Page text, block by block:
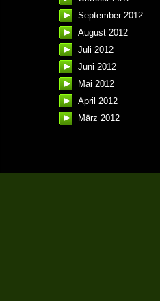
September 2012
August 2012
Juli 2012
Juni 2012
Mai 2012
April 2012
März 2012